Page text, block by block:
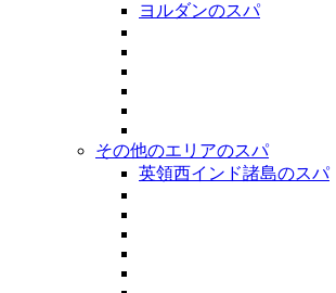
ヨルダンのスパ
その他のエリアのスパ
英領西インド諸島のスパ